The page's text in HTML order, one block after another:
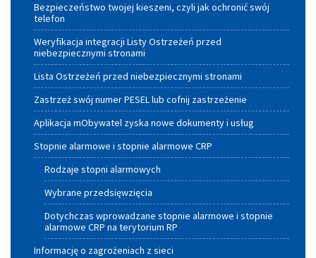
Bezpieczeństwo twojej kieszeni, czyli jak ochronić swój
telefon
Weryfikacja integracji Listy Ostrzeżeń przed
niebezpiecznymi stronami
Lista Ostrzeżeń przed niebezpiecznymi stronami
Zastrzeż swój numer PESEL lub cofnij zastrzeżenie
Aplikacja mObywatel zyska nowe dokumenty i usług
Stopnie alarmowe i stopnie alarmowe CRP
Rodzaje stopni alarmowych
Wybrane przedsięwzięcia
Dotychczas wprowadzane stopnie alarmowe i stopnie
alarmowe CRP na terytorium RP
Informację o zagrożeniach z sieci